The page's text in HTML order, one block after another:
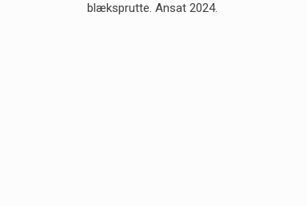
blæksprutte. Ansat 2024.